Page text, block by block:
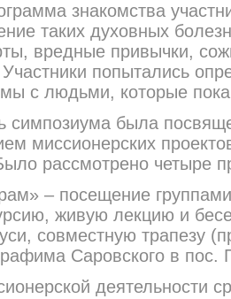
знакомства
таких духовных
вредные привычки,
попытались
с людьми, которые
симпозиума была
миссионерских
рассмотрено четыре
– посещение
живую лекцию и
совместную трапезу
Саровского в пос.
деятельности